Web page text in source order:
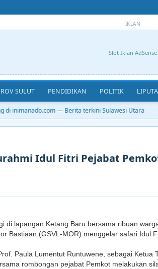
IKLAN
Slot Iklan AdSense
SULUT PENDIDIKAN POLITIK
di inimanado.com — Berita terkini Sulawesi Utara
Idul Fitri Pejabat
di lapangan Ketang Baru bersama ribuan
Bastiaan (GSVL-MOR) menggelar safari Idul
Paula Lumentut Runtuwene, sebagai Ketua
rombongan pejabat Pemkot melakukan